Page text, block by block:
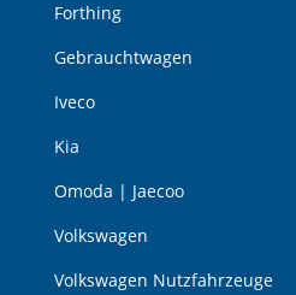
Forthing
Gebrauchtwagen
Iveco
Kia
Omoda | Jaecoo
Volkswagen
Volkswagen Nutzfahrzeuge